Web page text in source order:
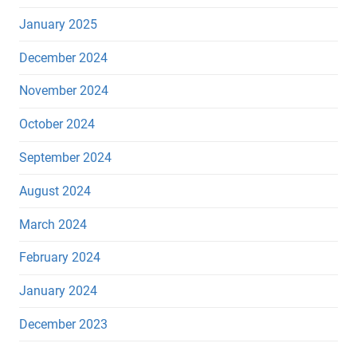
January 2025
December 2024
November 2024
October 2024
September 2024
August 2024
March 2024
February 2024
January 2024
December 2023